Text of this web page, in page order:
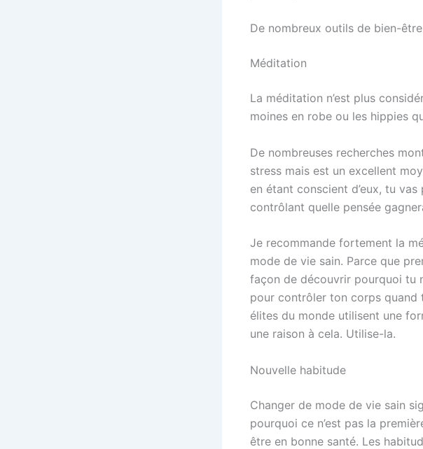
De nombreux outils de bien-
Méditation
La méditation n’est plus
moines en robe ou les hippies
De nombreuses recherches
stress mais est un excellent
en étant conscient d’eux, tu
contrôlant quelle pensée
Je recommande fortement la
mode de vie sain. Parce que
façon de découvrir pourquoi tu
pour contrôler ton corps quand
élites du monde utilisent une
une raison à cela. Utilise-la.
Nouvelle habitude
Changer de mode de vie sain
pourquoi ce n’est pas la
être en bonne santé. Les